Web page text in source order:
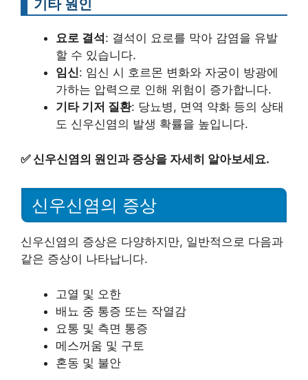
기타 원인
요로 결석 : 결석이 요로를 막아 감염을 유발
할 수 있습니다.
임신: 임신 시 호르몬 변화와 자궁이 방광에
가하는 압력으로 인해 위험이 증가합니다.
기타 기저 질환: 당뇨병, 면역 약화 등의 상태
도 신우신염의 발생 확률을 높입니다.
✅신우신염의 원인과 증상을 자세히 알아보세요.
신우신염의 증상
신우신염의 증상은 다양하지만, 일반적으로 다음과
같은 증상이 나타납니다.
고열 및 오한
배뇨 중 통증 또는 작열감
요통 및 측면 통증
메스꺼움 및 구토
혼동 및 불안